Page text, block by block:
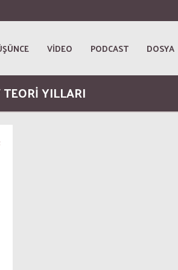
VİDEO PODCAST DOSYA
YILLARI